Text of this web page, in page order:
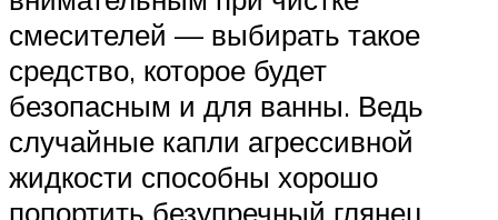
смесителей — выбирать такое
средство, которое будет
безопасным и для ванны. Ведь
случайные капли агрессивной
жидкости способны хорошо
попортить безупречный глянец